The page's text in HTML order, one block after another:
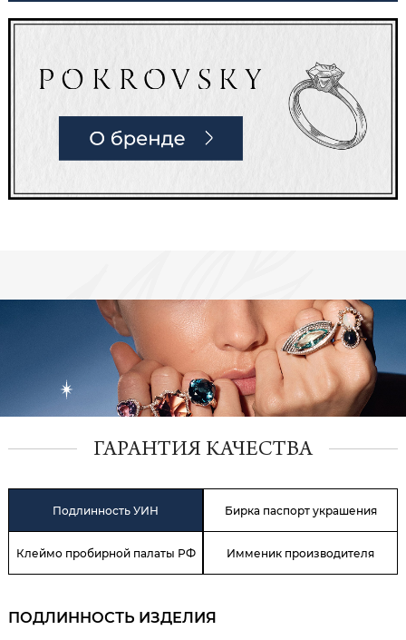
ГАРАНТИЯ КАЧЕСТВА
Подлинность УИН Бирка паспорт украшения
Клеймо пробирной палаты РФ Имменик производителя
ПОДЛИННОСТЬ ИЗДЕЛИЯ